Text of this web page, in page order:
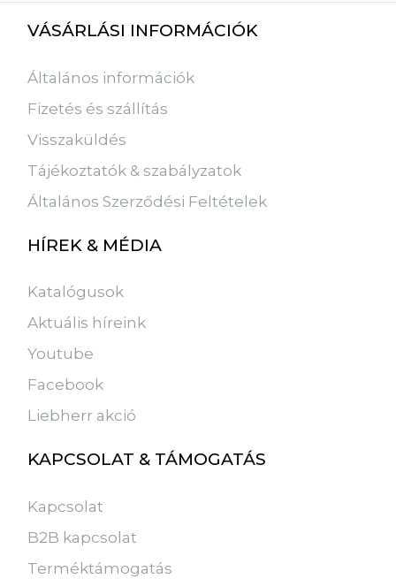
VÁSÁRLÁSI INFORMÁCIÓK
Általános információk
Fizetés és szállítás
Visszaküldés
Tájékoztatók & szabályzatok
Általános Szerződési Feltételek
HÍREK & MÉDIA
Katalógusok
Aktuális híreink
Youtube
Facebook
Liebherr akció
KAPCSOLAT & TÁMOGATÁS
Kapcsolat
B2B kapcsolat
Terméktámogatás